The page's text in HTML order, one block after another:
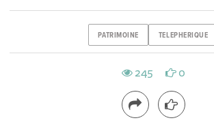
PATRIMOINE TELEPHERIQUE
245 0